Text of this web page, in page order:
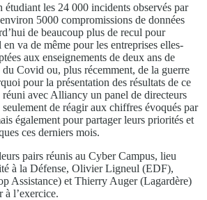
étudiant les 24 000 incidents observés par
5000 compromissions de données
de beaucoup plus de recul pour
va de même pour les entreprises elles-
aux enseignements de deux ans de
du Covid ou, plus récemment, de la guerre
pour la présentation des résultats de ce
avec Alliancy un panel de directeurs
de réagir aux chiffres évoqués par
également pour partager leurs priorités et
ces derniers mois.
pairs réunis au Cyber Campus, lieu
à la Défense, Olivier Ligneul (EDF),
Assistance) et Thierry Auger (Lagardère)
à l’exercice.